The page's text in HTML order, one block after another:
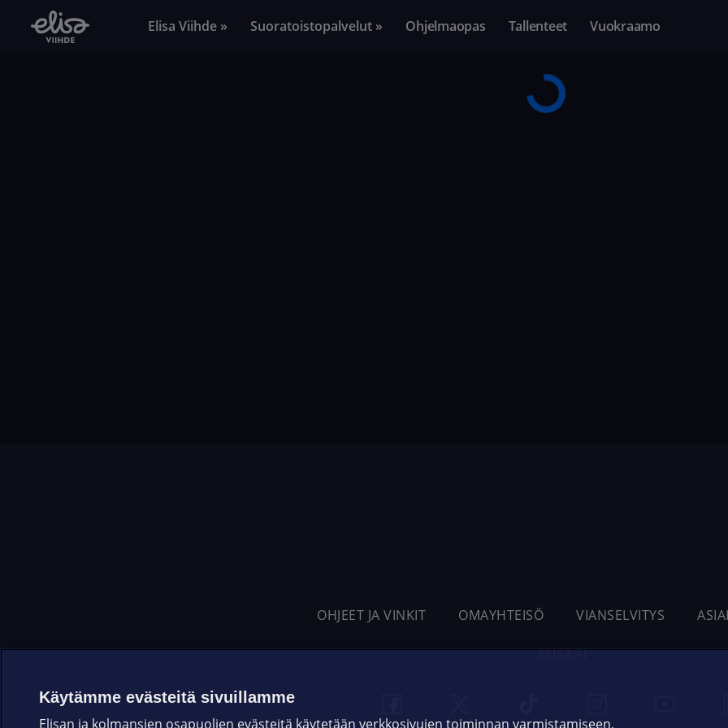
Elisa Viihde » Suoratoistopalvelut » Ohjelmaopas Tallenteet Vuokraamo
OHJEET JA VINKIT OMAYHTEISÖ VIANSELVITYS
ELISA.FI
Käytämme evästeitä sivuillamme
Elisan ja kolmansien osapuolien evästeitä käytetään verkkosivujen toiminnan varmistamiseen,